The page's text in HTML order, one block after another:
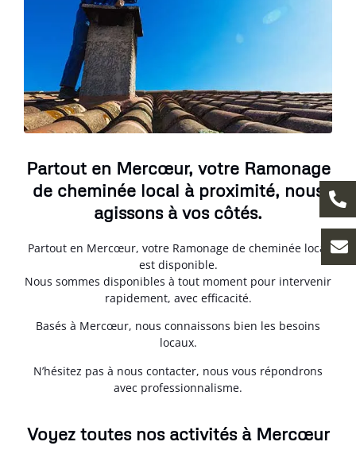
Partout en Mercœur, votre Ramonage
de cheminée local à proximité, nous
agissons à vos côtés.
Partout en Mercœur, votre Ramonage de cheminée local
est disponible.
Nous sommes disponibles à tout moment pour intervenir
rapidement, avec efficacité.
Basés à Mercœur, nous connaissons bien les besoins
locaux.
N’hésitez pas à nous contacter, nous vous répondrons
avec professionnalisme.
Voyez toutes nos activités à Mercœur